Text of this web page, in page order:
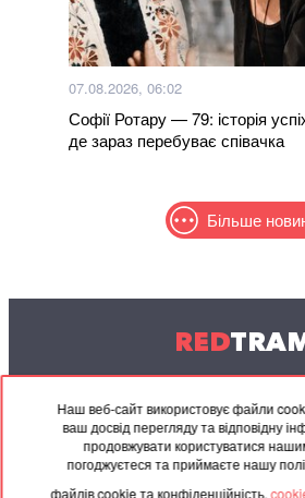
Наш веб-сайт використовує файли
ваш досвід перегляду та відповідну
продовжувати користуватися
погоджуєтеся та приймаєте нашу
файлів cookie та конфіденційність.
07.08.2026, 06:02
Софії Ротару — 79: історія
де зараз перебуває співачка
Більше
RED
© 2004-2026
Співпраця
Партнерські
Архів
Угода